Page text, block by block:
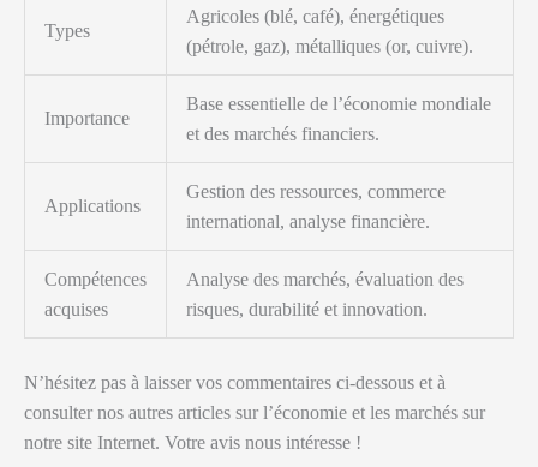
Types
Agricoles (blé, café), énergétiques
(pétrole, gaz), métalliques (or, cuivre).
Importance
Base essentielle de l’économie mondiale
et des marchés financiers.
Applications
Gestion des ressources, commerce
international, analyse financière.
Compétences
acquises
Analyse des marchés, évaluation des
risques, durabilité et innovation.
N’hésitez pas à laisser vos commentaires ci-dessous et à
consulter nos autres articles sur l’économie et les marchés sur
notre site Internet. Votre avis nous intéresse !